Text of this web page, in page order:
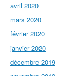
avril 2020
mars 2020
février 2020
janvier 2020
décembre 2019